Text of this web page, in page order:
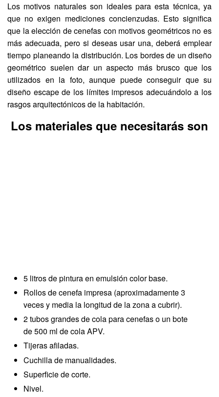
Los motivos naturales son ideales para esta técnica, ya
que no exigen mediciones concienzudas. Esto significa
que la elección de cenefas con motivos geométricos no es
más adecuada, pero si deseas usar una, deberá emplear
tiempo planeando la distribución. Los bordes de un diseño
geométrico suelen dar un aspecto más brusco que los
utilizados en la foto, aunque puede conseguir que su
diseño escape de los límites impresos adecuándolo a los
rasgos arquitectónicos de la habitación.
Los materiales que necesitarás son
5 litros de pintura en emulsión color base.
Rollos de cenefa impresa (aproximadamente 3
veces y media la longitud de la zona a cubrir).
2 tubos grandes de cola para cenefas o un bote
de 500 ml de cola APV.
Tijeras afiladas.
Cuchilla de manualidades.
Superficie de corte.
Nivel.